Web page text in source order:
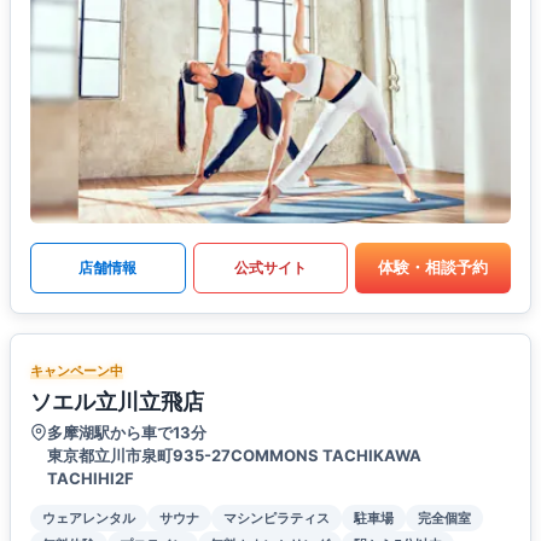
店舗情報 公式サイト 体験・相談予約
キャンペーン中
ソエル立川立飛店
多摩湖駅から車で13分
東京都立川市泉町935-27COMMONS TACHIKAWA
TACHIHI2F
ウェアレンタル サウナ マシンピラティス 駐車場
完全個室